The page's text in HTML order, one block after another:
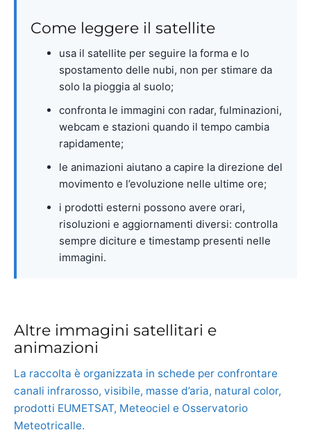
Come leggere il satellite
usa il satellite per seguire la forma e lo
spostamento delle nubi, non per stimare da
solo la pioggia al suolo;
confronta le immagini con radar, fulminazioni,
webcam e stazioni quando il tempo cambia
rapidamente;
le animazioni aiutano a capire la direzione del
movimento e l’evoluzione nelle ultime ore;
i prodotti esterni possono avere orari,
risoluzioni e aggiornamenti diversi: controlla
sempre diciture e timestamp presenti nelle
immagini.
Altre immagini satellitari e
animazioni
La raccolta è organizzata in schede per confrontare
canali infrarosso, visibile, masse d’aria, natural color,
prodotti EUMETSAT, Meteociel e Osservatorio
Meteotricalle.